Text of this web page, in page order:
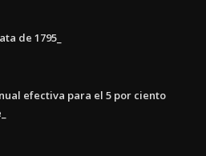
de 1795_
efectiva para el 5 por ciento